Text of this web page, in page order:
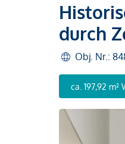
durch
Obj. Nr.:
ca. 197,92 m²